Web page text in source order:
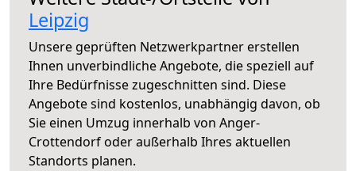
Leipzig
Unsere geprüften Netzwerkpartner erstellen
Ihnen unverbindliche Angebote, die speziell auf
Ihre Bedürfnisse zugeschnitten sind. Diese
Angebote sind kostenlos, unabhängig davon, ob
Sie einen Umzug innerhalb von Anger-
Crottendorf oder außerhalb Ihres aktuellen
Standorts planen.